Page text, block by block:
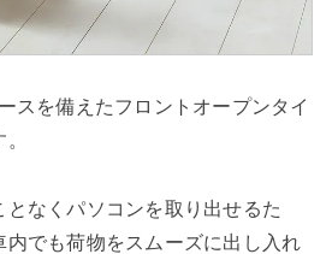
スを備えたフロントオープンタイ
となくパソコンを取り出せるた
でも荷物をスムーズに出し入れ